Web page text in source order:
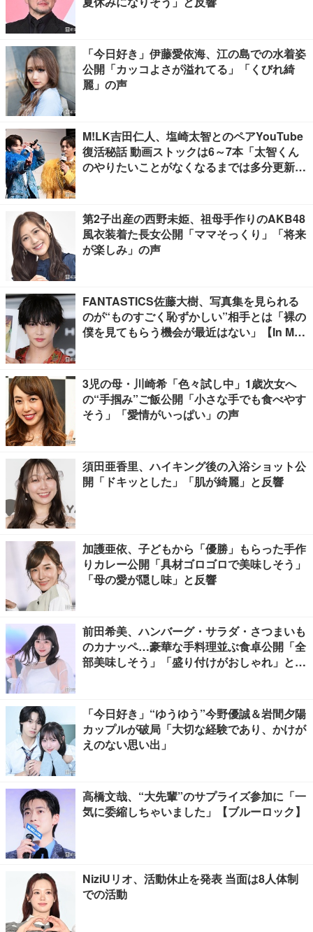
「今日好き」伊藤愛依海、江の島での水着姿
公開「カッコよさが溢れてる」「くびれ綺
麗」の声
M!LK吉田仁人、塩崎太智とのペアYouTube
復活秘話 動画ストックは6～7本「太智くん
のやりたいことがなくなるまでは多分更新が
第2子出産の西野未姫、祖母手作りのAKB48
風衣装着た長女公開「ママそっくり」「将来
が楽しみ」の声
FANTASTICS佐藤大樹、写真集を見られる
のが“ものすごく恥ずかしい”相手とは「裸の
僕を見てもらう機会が最近はない」【In Moti
3児の母・川崎希「色々試し中」1歳次女へ
の“手掴み”ご飯公開「小さな手でも食べやす
そう」「愛情がいっぱい」の声
須田亜香里、ハイキング後の入浴ショット公
開「ドキッとした」「肌が綺麗」と反響
加護亜依、子どもから「優勝」もらった手作
りカレー公開「具材ゴロゴロで美味しそう」
「母の愛が隠し味」と反響
前田希美、ハンバーグ・サラダ・さつまいも
のカナッペ…豪華な手料理並ぶ食卓公開「全
部美味しそう」「盛り付けがおしゃれ」と絶
「今日好き」“ゆうゆう”今野優誠＆岩間夕陽
カップルが破局「大切な経験であり、かけが
えのない思い出」
高橋文哉、“大先輩”のサプライズ参加に「一
気に委縮しちゃいました」【ブルーロック】
NiziUリオ、活動休止を発表 当面は8人体制
での活動